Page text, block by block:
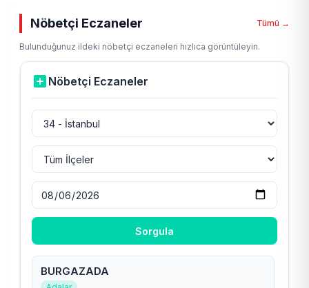
Nöbetçi Eczaneler Tümü →
Bulunduğunuz ildeki nöbetçi eczaneleri hızlıca görüntüleyin.